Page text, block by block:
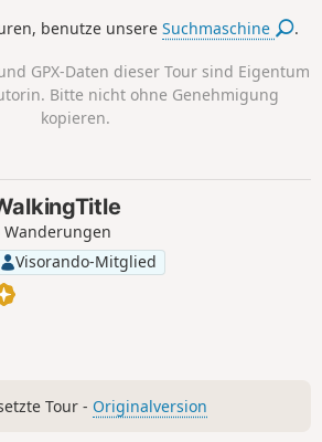
benutze unsereSuchmaschine .
GPX-Daten dieser Tour sind Eigentum
Bitte nicht ohne Genehmigung
kopieren.
Wanderungen
Visorando-Mitglied
Tour - Originalversion